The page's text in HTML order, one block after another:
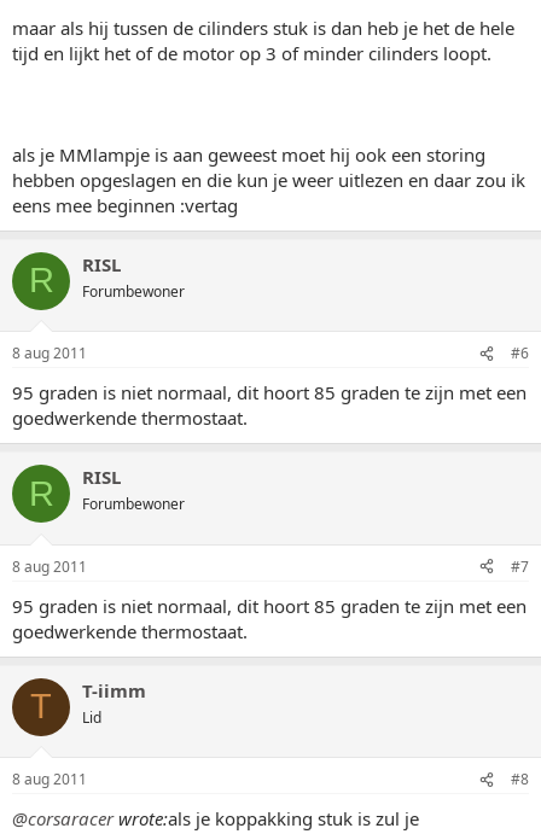
maar als hij tussen de cilinders stuk is dan heb je het de hele
tijd en lijkt het of de motor op 3 of minder cilinders loopt.
als je MMlampje is aan geweest moet hij ook een storing
hebben opgeslagen en die kun je weer uitlezen en daar zou ik
eens mee beginnen :vertag
R RISL
Forumbewoner
8 aug 2011 #6
95 graden is niet normaal, dit hoort 85 graden te zijn met een
goedwerkende thermostaat.
R RISL
Forumbewoner
8 aug 2011 #7
95 graden is niet normaal, dit hoort 85 graden te zijn met een
goedwerkende thermostaat.
T T-iimm
Lid
8 aug 2011 #8
@corsaracerwrote:als je koppakking stuk is zul je